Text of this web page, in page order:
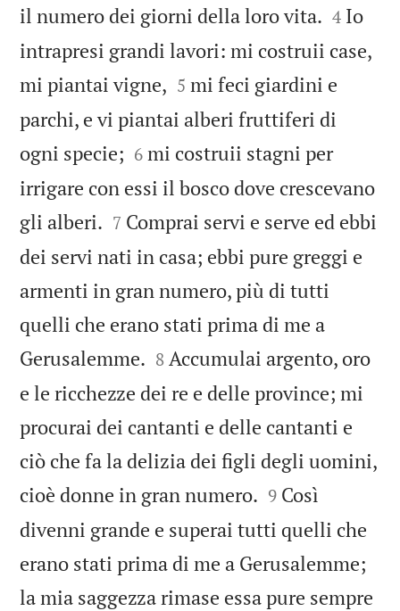
il numero dei giorni della loro vita. 

4 Io
intrapresi grandi lavori: mi costruii case,
mi piantai vigne, 

5 mi feci giardini e
parchi, e vi piantai alberi fruttiferi di
ogni specie; 

6 mi costruii stagni per
irrigare con essi il bosco dove crescevano
gli alberi. 

7 Comprai servi e serve ed ebbi
dei servi nati in casa; ebbi pure greggi e
armenti in gran numero, più di tutti
quelli che erano stati prima di me a
Gerusalemme. 

8 Accumulai argento, oro
e le ricchezze dei re e delle province; mi
procurai dei cantanti e delle cantanti e
ciò che fa la delizia dei figli degli uomini,
cioè donne in gran numero. 

9 Così
divenni grande e superai tutti quelli che
erano stati prima di me a Gerusalemme;
la mia saggezza rimase essa pure sempre